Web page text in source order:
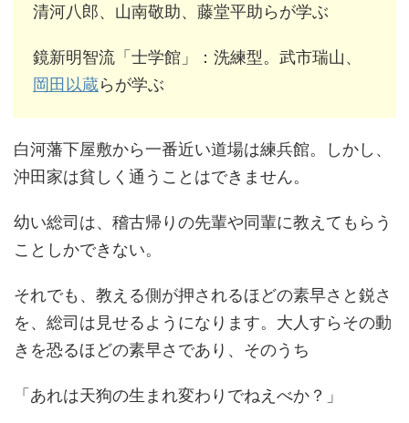
清河八郎、山南敬助、藤堂平助らが学ぶ
鏡新明智流「士学館」：洗練型。武市瑞山、
岡田以蔵らが学ぶ
白河藩下屋敷から一番近い道場は練兵館。しかし、
沖田家は貧しく通うことはできません。
幼い総司は、稽古帰りの先輩や同輩に教えてもらう
ことしかできない。
それでも、教える側が押されるほどの素早さと鋭さ
を、総司は見せるようになります。大人すらその動
きを恐るほどの素早さであり、そのうち
「あれは天狗の生まれ変わりでねえべか？」